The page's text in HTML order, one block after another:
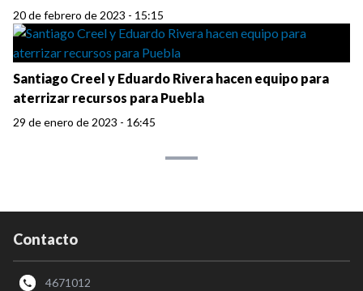
20 de febrero de 2023 - 15:15
Santiago Creel y Eduardo Rivera hacen equipo para
aterrizar recursos para Puebla
29 de enero de 2023 - 16:45
Contacto
4671012